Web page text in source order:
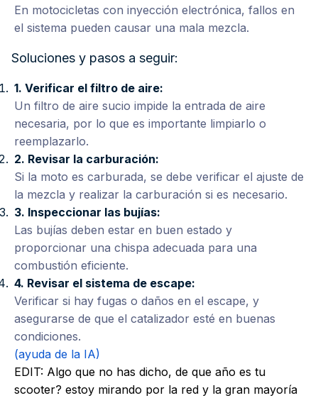
En motocicletas con inyección electrónica, fallos en
el sistema pueden causar una mala mezcla.
Soluciones y pasos a seguir:
1. Verificar el filtro de aire:
Un filtro de aire sucio impide la entrada de aire
necesaria, por lo que es importante limpiarlo o
reemplazarlo.
2. Revisar la carburación:
Si la moto es carburada, se debe verificar el ajuste de
la mezcla y realizar la carburación si es necesario.
3. Inspeccionar las bujías:
Las bujías deben estar en buen estado y
proporcionar una chispa adecuada para una
combustión eficiente.
4. Revisar el sistema de escape:
Verificar si hay fugas o daños en el escape, y
asegurarse de que el catalizador esté en buenas
condiciones.
(ayuda de la IA)
EDIT: Algo que no has dicho, de que año es tu
scooter? estoy mirando por la red y la gran mayoría